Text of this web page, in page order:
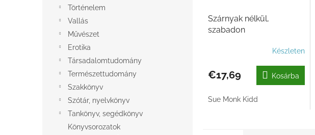
Történelem
Vallás
Művészet
Erotika
Társadalomtudomány
Természettudomány
Szakkönyv
Szótár, nyelvkönyv
Tankönyv, segédkönyv
Könyvsorozatok
Szárnyak nélkül,
szabadon
Készleten
€17,69 Kosárba
Sue Monk Kidd